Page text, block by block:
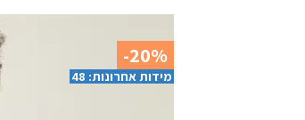
-20%
מידות אחרונות: 48